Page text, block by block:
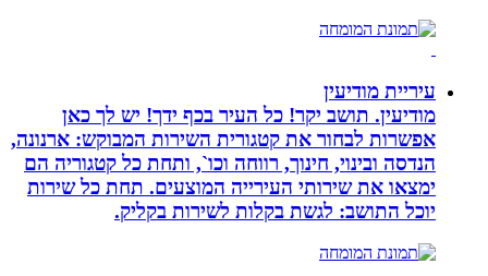
עיריית מודיעין
מודיעין. תושב יקר! כל העיר בכף ידך! יש לך כאן
אפשרות לבחור את קטגורית השירות המבוקש: ארנונה,
הנדסה ובינוי, חינוך, רווחה וכו`, ותחת כל קטגוריה הם
ימצאו את שירותי העירייה המוצעים. תחת כל שירות
יוכל התושב: לגשת בקלות לשירות בקליק.